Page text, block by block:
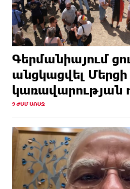
Գերմանիայում
անցկացվել Մերցի
կառավարության
9 ԺԱՄ ԱՌԱՋ